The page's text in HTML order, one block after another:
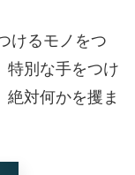
けるモノをつ
特別な手をつけ
絶対何かを攫ま